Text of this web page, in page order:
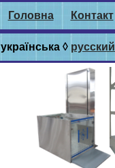
Головна Контакт
українська ◊ русский